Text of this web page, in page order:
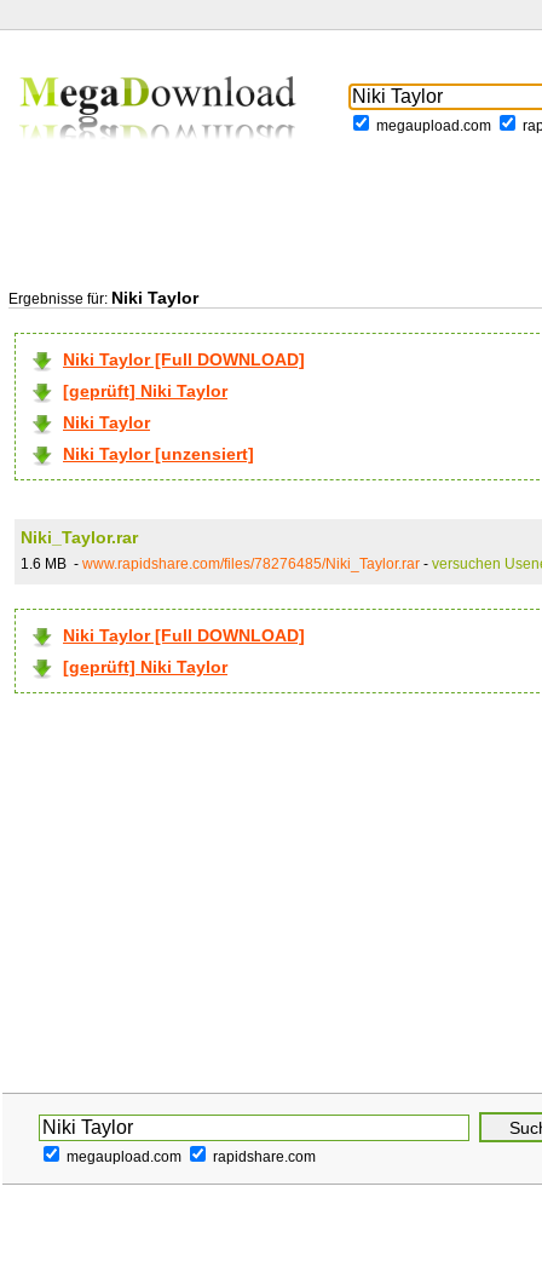
megaupload.com
Ergebnisse für: Niki Taylor
Niki Taylor [Full DOWNLOAD]
[geprüft] Niki Taylor
Niki Taylor
Niki Taylor [unzensiert]
Niki_Taylor.rar
1.6 MB - www.rapidshare.com/files/78276485/Niki_Taylor.rar - versuchen
Niki Taylor [Full DOWNLOAD]
[geprüft] Niki Taylor
megaupload.com rapidshare.com